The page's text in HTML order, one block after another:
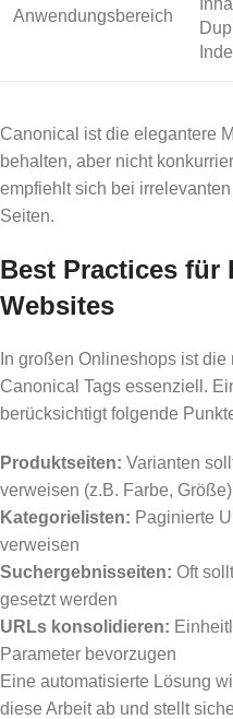
Anwendungsbereich
Canonical ist die elegantere
behalten, aber nicht
empfiehlt sich bei
Seiten.
Best Practices für
Websites
In großen Onlineshops ist
Canonical Tags essenziell.
berücksichtigt folgende
Produktseiten: Varianten
verweisen (z.B. Farbe, Größe)
Kategorielisten: Paginierte
verweisen
Suchergebnisseiten: Oft
gesetzt werden
URLs konsolidieren:
Parameter bevorzugen
Eine automatisierte Lösung
diese Arbeit ab und stellt